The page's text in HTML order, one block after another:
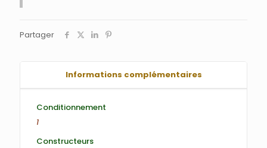
Partager
Informations complémentaires
Conditionnement
1
Constructeurs